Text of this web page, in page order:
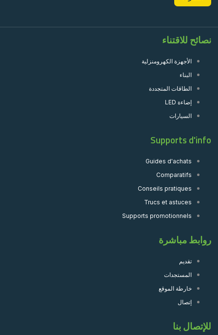
نصائح للاقتناء
الأجهزة الكهرومنزلية
البناء
الطاقات المتجددة
إضاءة LED
السيارات
Supports d'info
Guides d'achats
Comparatifs
Conseils pratiques
Trucs et astuces
Supports promotionnels
روابط مباشرة
تقديم
المستجدات
خارطة الموقع
إتصال
للإتصال بنا